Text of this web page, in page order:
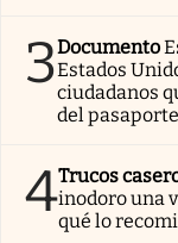
3Documento
Estados
ciudadanos
del pasaporte
4Trucos
inodoro una
qué lo